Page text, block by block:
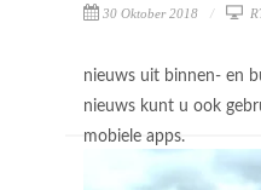
30 Oktober 2018
nieuws uit binnen- en
nieuws kunt u ook
mobiele apps.